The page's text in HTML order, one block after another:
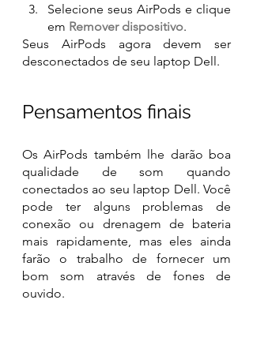
Selecione seus AirPods e clique
em Remover dispositivo.
Seus AirPods agora devem ser
desconectados de seu laptop Dell.
Pensamentos finais
Os AirPods também lhe darão boa
qualidade de som quando
conectados ao seu laptop Dell. Você
pode ter alguns problemas de
conexão ou drenagem de bateria
mais rapidamente, mas eles ainda
farão o trabalho de fornecer um
bom som através de fones de
ouvido.